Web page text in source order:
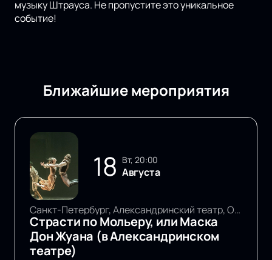
музыку Штрауса. Не пропустите это уникальное
событие!
Ближайшие мероприятия
18 вт, 20:00
Августа
Санкт-Петербург, Александринский театр, Основная сцена
Страсти по Мольеру, или Маска
Дон Жуана (в Александринском
театре)